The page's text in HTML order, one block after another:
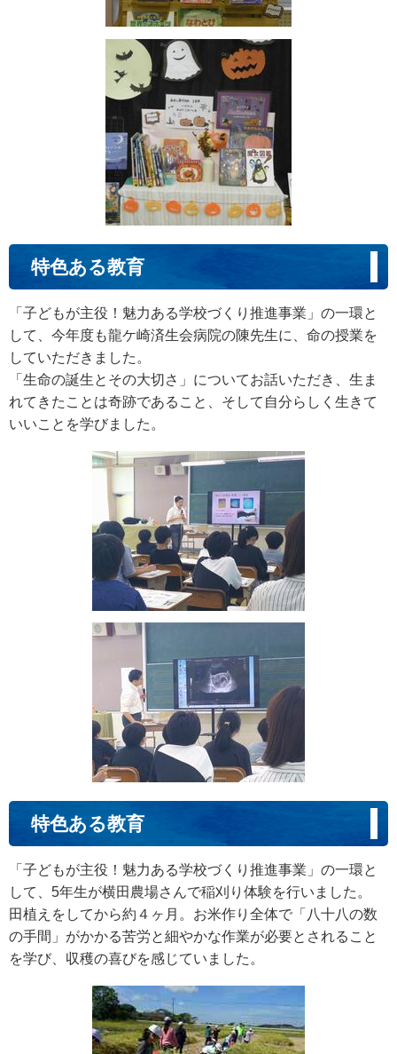
特色ある教育
「子どもが主役！魅力ある学校づくり推進事業」の一環と
して、今年度も龍ケ崎済生会病院の陳先生に、命の授業を
していただきました。
「生命の誕生とその大切さ」についてお話いただき、生ま
れてきたことは奇跡であること、そして自分らしく生きて
いいことを学びました。
特色ある教育
「子どもが主役！魅力ある学校づくり推進事業」の一環と
して、5年生が横田農場さんで稲刈り体験を行いました。
田植えをしてから約４ヶ月。お米作り全体で「八十八の数
の手間」がかかる苦労と細やかな作業が必要とされること
を学び、収穫の喜びを感じていました。